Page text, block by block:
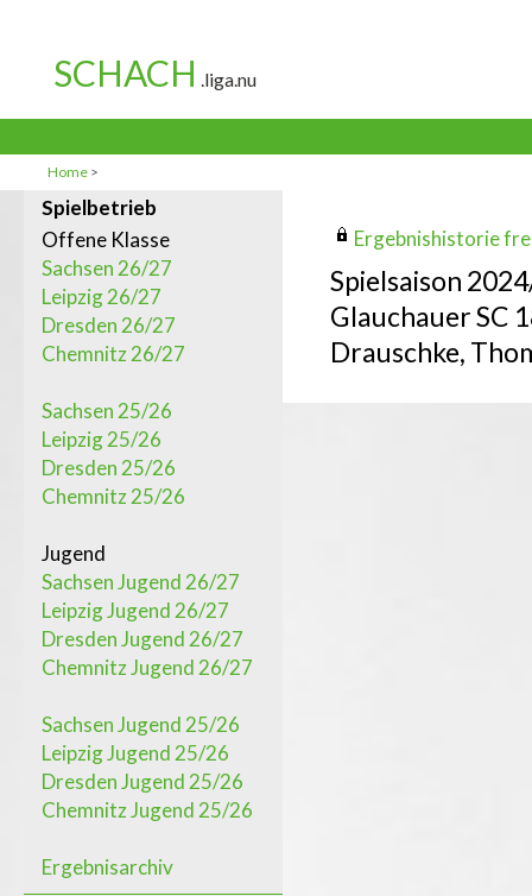
Home >
Spielbetrieb
Offene Klasse
Sachsen 26/27
Leipzig 26/27
Dresden 26/27
Chemnitz 26/27
Sachsen 25/26
Leipzig 25/26
Dresden 25/26
Chemnitz 25/26
Jugend
Sachsen Jugend 26/27
Leipzig Jugend 26/27
Dresden Jugend 26/27
Chemnitz Jugend 26/27
Sachsen Jugend 25/26
Leipzig Jugend 25/26
Dresden Jugend 25/26
Chemnitz Jugend 25/26
Ergebnisarchiv
Ergebnishistorie
Spielsaison
Glauchauer SC
Drauschke,